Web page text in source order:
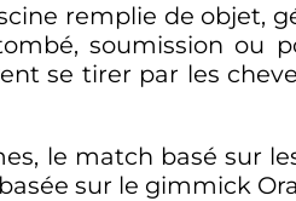
remplie de objet,
soumission ou
se tirer par les
le match basé sur
sur le gimmick